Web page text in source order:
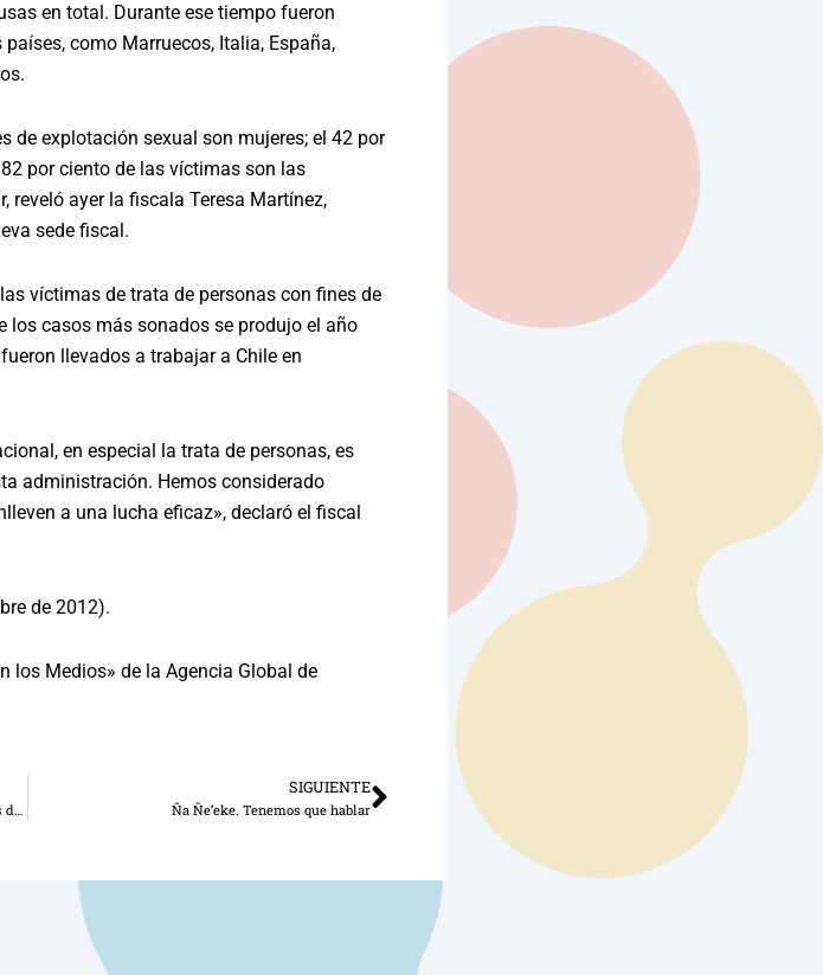
en total. Durante ese tiempo fueron
como Marruecos, Italia, España,
de explotación sexual son mujeres; el 42 por
por ciento de las víctimas son las
reveló ayer la fiscala Teresa Martínez,
sede fiscal.
víctimas de trata de personas con fines de
los casos más sonados se produjo el año
llevados a trabajar a Chile en
en especial la trata de personas, es
administración. Hemos considerado
a una lucha eficaz», declaró el fiscal
de 2012).
los Medios» de la Agencia Global de
Ensanche de avenida Artigas preocupa a docentes de la Escuela Cuba
SIGUIENTE
Ña Ñe’eke. Tenemos que hablarSiguiente